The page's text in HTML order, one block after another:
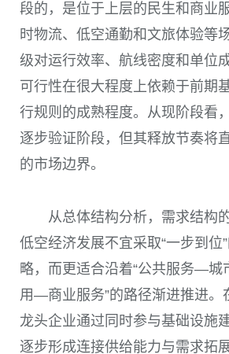
段的，是位于上层的民生和商业
时物流、低空通勤和文旅体验等
级对运行效率、航线密度和单位
可行性在很大程度上依赖于前期
行规则的成熟程度。从现阶段看
逐步验证阶段，但其释放节奏将
的市场边界。
从总体结构分析，需求结构
低空经济发展不宜采取“一步到位
略，而更适合沿着“公共服务—
用—商业服务”的路径渐进推进。
龙头企业通过同时参与基础设施
逐步形成连接供给能力与需求拓